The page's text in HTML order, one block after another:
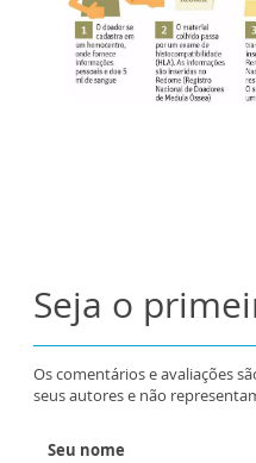
Seja o
Os comentários e avaliações
seus autores e não
Seu nome